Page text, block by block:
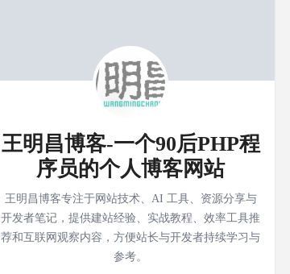
王明昌博客-一个90后PHP程
序员的个人博客网站
王明昌博客专注于网站技术、AI 工具、资源分享与
开发者笔记，提供建站经验、实战教程、效率工具推
荐和互联网观察内容，方便站长与开发者持续学习与
参考。